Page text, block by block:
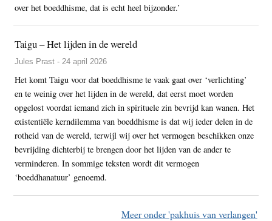
over het boeddhisme, dat is echt heel bijzonder.’
Taigu – Het lijden in de wereld
Jules Prast - 24 april 2026
Het komt Taigu voor dat boeddhisme te vaak gaat over ‘verlichting’
en te weinig over het lijden in de wereld, dat eerst moet worden
opgelost voordat iemand zich in spirituele zin bevrijd kan wanen. Het
existentiële kerndilemma van boeddhisme is dat wij ieder delen in de
rotheid van de wereld, terwijl wij over het vermogen beschikken onze
bevrijding dichterbij te brengen door het lijden van de ander te
verminderen. In sommige teksten wordt dit vermogen
‘boeddhanatuur’ genoemd.
Meer onder 'pakhuis van verlangen'